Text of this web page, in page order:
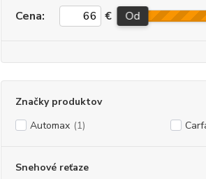
Cena: € Od
Značky produktov
Automax (1)
Snehové reťaze